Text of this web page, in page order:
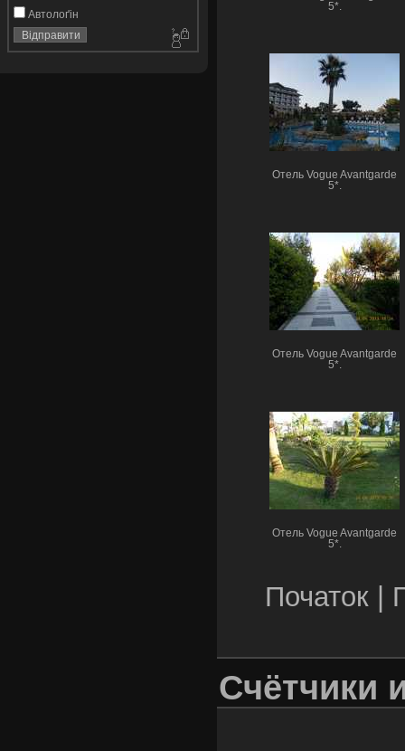
Автолоґін
5*.
Отель Vogue Avantgarde
5*.
Отель Vogue Avantgarde
5*.
Отель Vogue Avantgarde
5*.
Початок |
Счётчики